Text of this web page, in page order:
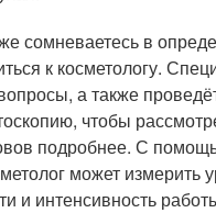
сомневаетесь в
к косметологу.
а также
чтобы
подробнее. С
может измерить
и интенсивность